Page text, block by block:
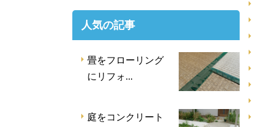
人気の記事
畳をフローリング
にリフォ...
庭をコンクリート